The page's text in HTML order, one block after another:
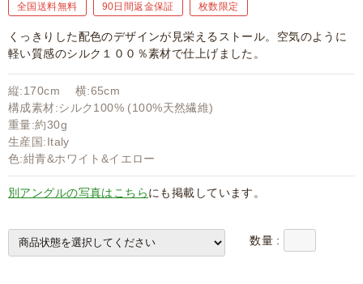
全国送料無料 90日間返金保証 枚数限定
くっきりした配色のデザインが見栄えるストール。空気のように
軽い質感のシルク１００％素材で仕上げました。
縦:170cm 横:65cm
構成素材:シルク100% (100%天然繊維)
重量:約30g
生産国:Italy
色:紺青&ホワイト&イエロー
別アングルの写真はこちらにも掲載しています。
数量 :